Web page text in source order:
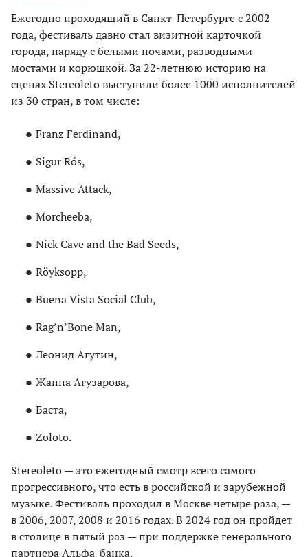
Ежегодно проходящий в Санкт-Петербурге с 2002
года, фестиваль давно стал визитной карточкой
города, наряду с белыми ночами, разводными
мостами и корюшкой. За 22-летнюю историю на
сценах Stereoleto выступили более 1000 исполнителей
из 30 стран, в том числе:
Franz Ferdinand,
Sigur Rós,
Massive Attack,
Morcheeba,
Nick Cave and the Bad Seeds,
Röyksopp,
Buenа Vista Social Club,
Rag’n’Bone Man,
Леонид Агутин,
Жанна Агузарова,
Баста,
Zoloto.
Stereoleto — это ежегодный смотр всего самого
прогрессивного, что есть в российской и зарубежной
музыке. Фестиваль проходил в Москве четыре раза, —
в 2006, 2007, 2008 и 2016 годах. В 2024 год он пройдет
в столице в пятый раз — при поддержке генерального
партнера Альфа-банка.